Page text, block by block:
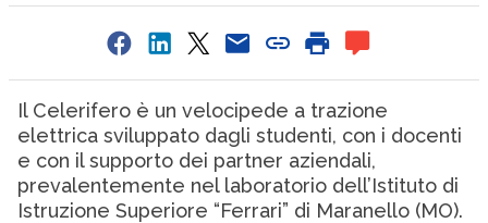
Il Celerifero è un velocipede a trazione
elettrica sviluppato dagli studenti, con i docenti
e con il supporto dei partner aziendali,
prevalentemente nel laboratorio dell’Istituto di
Istruzione Superiore “Ferrari” di Maranello (MO).